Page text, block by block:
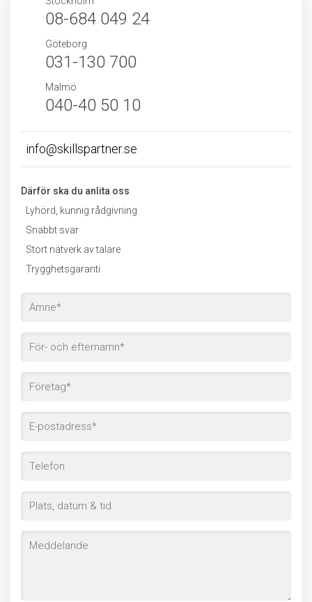
08-684 049 24
Göteborg
031-130 700
Malmö
040-40 50 10
info@skillspartner.se
Därför ska du anlita oss
Lyhörd, kunnig rådgivning
Snabbt svar
Stort nätverk av talare
Trygghetsgaranti